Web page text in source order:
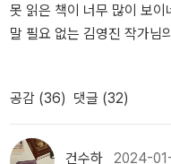
의 자기 결정권을 공격하는
은 자원’인지 잘 보여 주는
도 있다. 그럼에도 불구하고,
를 바란다. 그러기 위해서는 페미니즘에 모두를 거는 열정보다는 나
가떨어지지 않고 버티는 기
못 읽은 책이 너무 많이 보이네요.. 예
말 필요 없는 김영진 작가님
활에서 이야기를 길어내는
이 도드라지는 작가입니다.
이라는 추천을 받고, 첫째가
밌다고 합니다. 그런데 미취
공감 (36) 댓글 (32)
건수하 2024-